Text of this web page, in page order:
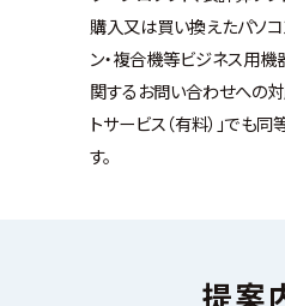
購入又は買い換えたパソ
ン・複合機等ビジネス用
関するお問い合わせへの対
トサービス（有料）」でも
す。
提案